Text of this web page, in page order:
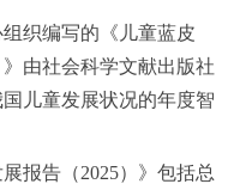
织编写的《儿童蓝皮
由社会科学文献出版社
儿童发展状况的年度智
报告（2025）》包括总